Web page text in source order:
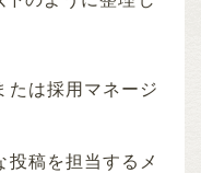
たは採用マネージ
投稿を担当するメ